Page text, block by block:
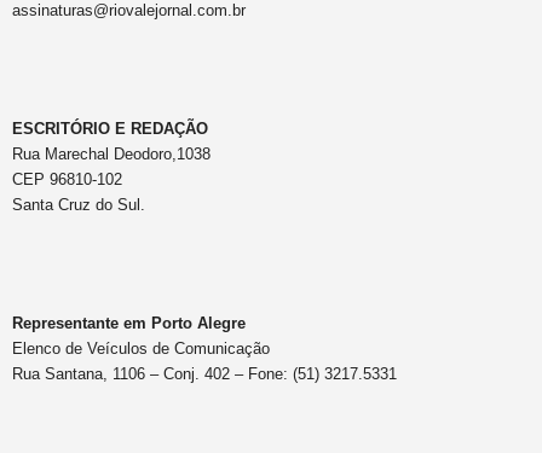
assinaturas@riovalejornal.com.br
ESCRITÓRIO E REDAÇÃO
Rua Marechal Deodoro,1038
CEP 96810-102
Santa Cruz do Sul.
Representante em Porto Alegre
Elenco de Veículos de Comunicação
Rua Santana, 1106 – Conj. 402 – Fone: (51) 3217.5331